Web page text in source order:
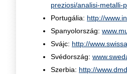
preziosi/analisi-metalli-
Portugália: http://
Spanyolország:
Svájc: http://
Svédország:
Szerbia: http://